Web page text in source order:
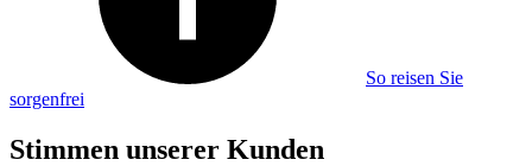
So reisen Sie
sorgenfrei
Stimmen unserer Kunden